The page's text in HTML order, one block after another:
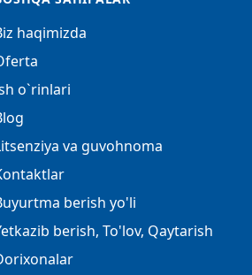
haqimizda
o`rinlari
va guvohnoma
berish yo'li
berish, To'lov, Qaytarish